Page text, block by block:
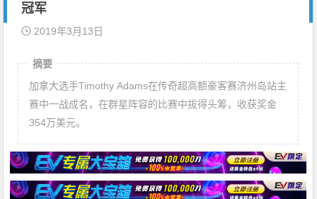
冠军
2019年3月13日
摘要
加拿大选手Timothy Adams在传奇超高额豪客赛济州岛站主
赛中一战成名，在群星阵容的比赛中拔得头筹，收获奖金
354万美元。